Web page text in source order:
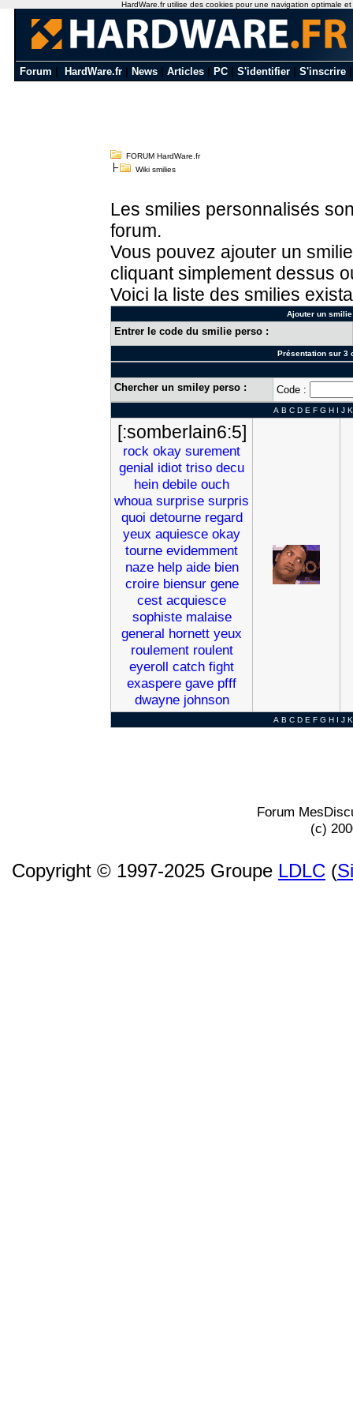
Forum HardWare.fr News Articles PC S'identifier S'inscrire
FORUM HardWare.fr
Wiki smilies
Les smilies personnalisés
forum.
Vous pouvez ajouter un
cliquant simplement dessus
Voici la liste des smilies
Ajouter un
Entrer le code du smilie perso :
Présentation sur 3
Chercher un smiley perso : Code :
A B C D E F G H I J K
[:somberlain6:5]
rock okay surement
genial idiot triso decu
hein debile ouch
whoua surprise surpris
quoi detourne regard
yeux aquiesce okay
tourne evidemment
naze help aide bien
croire biensur gene
cest acquiesce
sophiste malaise
general hornett yeux
roulement roulent
eyeroll catch fight
exaspere gave pfff
dwayne johnson
A B C D E F G H I J K
Forum
(c)
Copyright © 1997-2025 Groupe LDLC (
HardWare.fr utilise des cookies pour une navigation optimale